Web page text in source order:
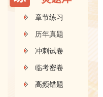
章节练习
历年真题
冲刺试卷
临考密卷
高频错题